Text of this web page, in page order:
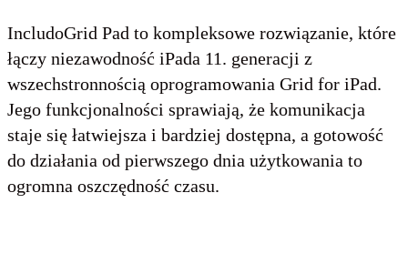
IncludoGrid Pad to kompleksowe rozwiązanie, które
łączy niezawodność iPada 11. generacji z
wszechstronnością oprogramowania Grid for iPad.
Jego funkcjonalności sprawiają, że komunikacja
staje się łatwiejsza i bardziej dostępna, a gotowość
do działania od pierwszego dnia użytkowania to
ogromna oszczędność czasu.